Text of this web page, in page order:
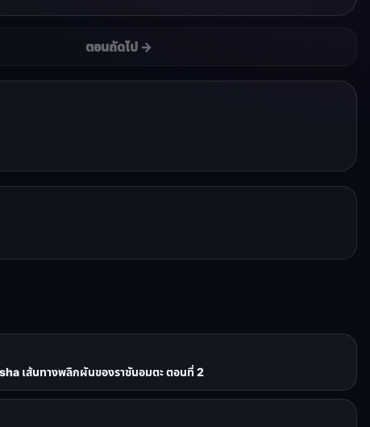
ตอนถัดไป →
เส้นทางพลิกผันของราชันอมตะ ตอนที่ 2